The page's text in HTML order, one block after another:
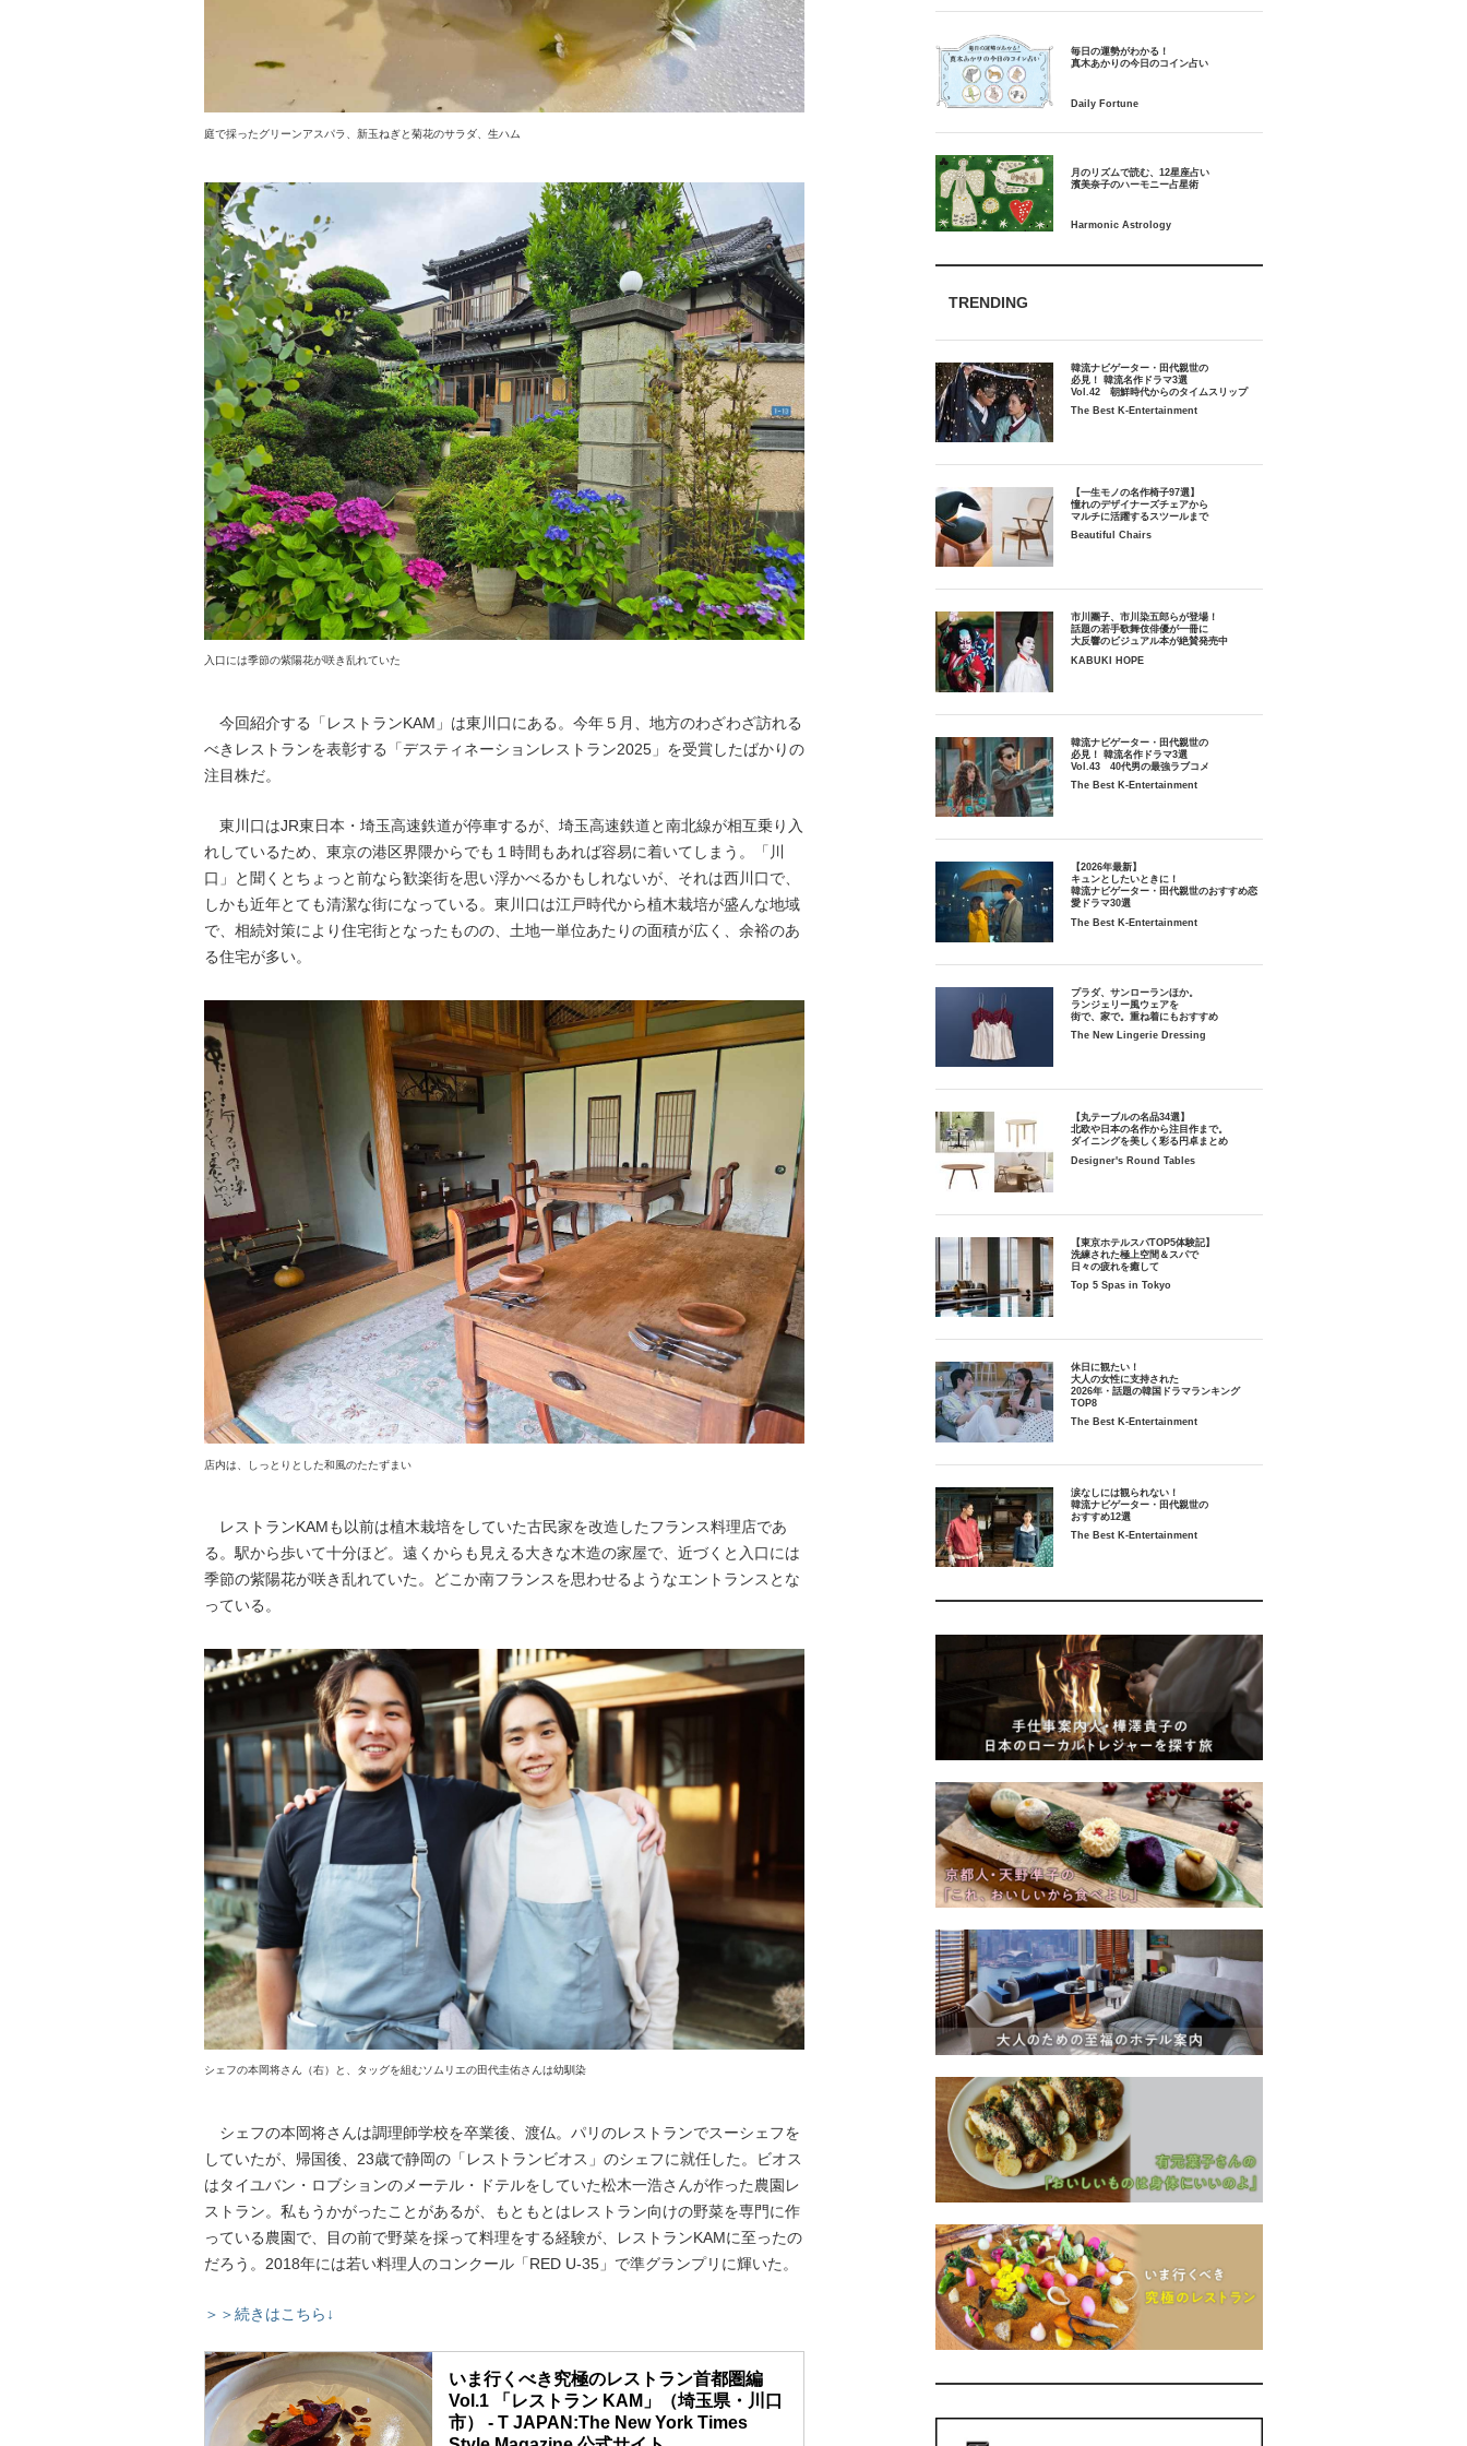
庭で採ったグリーンアスパラ、新玉ねぎと菊花のサラダ、生ハム
入口には季節の紫陽花が咲き乱れていた
今回紹介する「レストランKAM」は東川口にある。今年５月、地方のわざわざ訪れる
べきレストランを表彰する「デスティネーションレストラン2025」を受賞したばかりの
注目株だ。
東川口はJR東日本・埼玉高速鉄道が停車するが、埼玉高速鉄道と南北線が相互乗り入
れしているため、東京の港区界隈からでも１時間もあれば容易に着いてしまう。「川
口」と聞くとちょっと前なら歓楽街を思い浮かべるかもしれないが、それは西川口で、
しかも近年とても清潔な街になっている。東川口は江戸時代から植木栽培が盛んな地域
で、相続対策により住宅街となったものの、土地一単位あたりの面積が広く、余裕のあ
る住宅が多い。
店内は、しっとりとした和風のたたずまい
レストランKAMも以前は植木栽培をしていた古民家を改造したフランス料理店であ
る。駅から歩いて十分ほど。遠くからも見える大きな木造の家屋で、近づくと入口には
季節の紫陽花が咲き乱れていた。どこか南フランスを思わせるようなエントランスとな
っている。
シェフの本岡将さん（右）と、タッグを組むソムリエの田代圭佑さんは幼馴染
シェフの本岡将さんは調理師学校を卒業後、渡仏。パリのレストランでスーシェフを
していたが、帰国後、23歳で静岡の「レストランビオス」のシェフに就任した。ビオス
はタイユバン・ロブションのメーテル・ドテルをしていた松木一浩さんが作った農園レ
ストラン。私もうかがったことがあるが、もともとはレストラン向けの野菜を専門に作
っている農園で、目の前で野菜を採って料理をする経験が、レストランKAMに至ったの
だろう。2018年には若い料理人のコンクール「RED U-35」で準グランプリに輝いた。
＞＞続きはこちら↓
いま行くべき究極のレストラン首都圏編
Vol.1 「レストラン KAM」（埼玉県・川口
市） - T JAPAN:The New York Times
毎日の運勢がわかる！
月のリズムで読む、12星座占い
TRENDING
韓流ナビゲーター・田代親世の
必見！ 韓流名作ドラマ3選
Vol.42 朝鮮時代からのタイムスリップ
The Best K-Entertainment
【一生モノの名作椅子97選】
憧れのデザイナーズチェアから
マルチに活躍するスツールまで
Beautiful Chairs
市川團子、市川染五郎らが登場！
話題の若手歌舞伎俳優が一冊に
大反響のビジュアル本が絶賛発売中
KABUKI HOPE
韓流ナビゲーター・田代親世の
必見！ 韓流名作ドラマ3選
Vol.43 40代男の最強ラブコメ
The Best K-Entertainment
【2026年最新】
キュンとしたいときに！
韓流ナビゲーター・田代親世のおすすめ恋
愛ドラマ30選
The Best K-Entertainment
プラダ、サンローランほか。
ランジェリー風ウェアを
街で、家で。重ね着にもおすすめ
The New Lingerie Dressing
【丸テーブルの名品34選】
北欧や日本の名作から注目作まで。
ダイニングを美しく彩る円卓まとめ
Designer's Round Tables
【東京ホテルスパTOP5体験記】
洗練された極上空間＆スパで
日々の疲れを癒して
Top 5 Spas in Tokyo
休日に観たい！
大人の女性に支持された
2026年・話題の韓国ドラマランキング
TOP8
The Best K-Entertainment
涙なしには観られない！
韓流ナビゲーター・田代親世の
おすすめ12選
The Best K-Entertainment